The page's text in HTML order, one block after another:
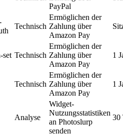
PayPal
Technisch
Ermöglichen der
Zahlung über
Amazon Pay
set Technisch
Ermöglichen der
Zahlung über
Amazon Pay
1
Technisch
Ermöglichen der
Zahlung über
Amazon Pay
1
Analyse
Widget-
Nutzungsstatistiken
an Photoslurp
senden
30